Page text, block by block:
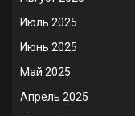
Июль 2025
Июнь 2025
Май 2025
Апрель 2025